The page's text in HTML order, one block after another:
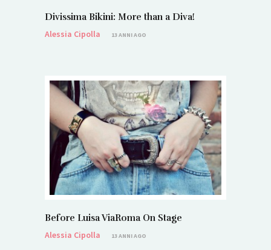
Divissima Bikini: More than a Diva!
Alessia Cipolla
13 ANNI AGO
Before Luisa ViaRoma On Stage
Alessia Cipolla
13 ANNI AGO